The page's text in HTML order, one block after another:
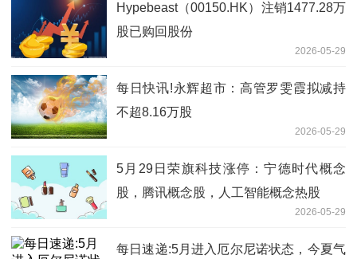
Hypebeast（00150.HK）注销1477.28万
股已购回股份
2026-05-29
每日快讯!永辉超市：高管罗雯霞拟减持
不超8.16万股
2026-05-29
5月29日荣旗科技涨停：宁德时代概念
股，腾讯概念股，人工智能概念热股
2026-05-29
每日速递:5月进入厄尔尼诺状态，今夏气